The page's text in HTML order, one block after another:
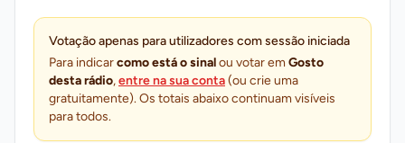
Votação apenas para utilizadores com sessão iniciada
Para indicarcomo está o sinalou votar emGosto
desta rádio,entre na sua conta(ou crie uma
gratuitamente). Os totais abaixo continuam visíveis
para todos.